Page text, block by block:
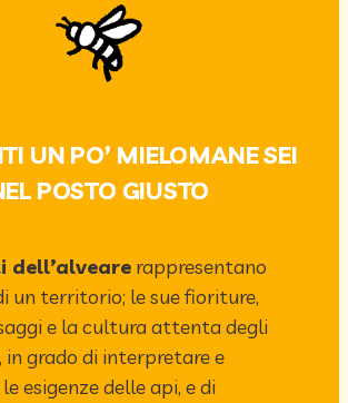
UN PO’ MIELOMANE SEI
POSTO GIUSTO
dell’alveare rappresentano
un territorio; le sue fioriture,
e la cultura attenta degli
grado di interpretare e
esigenze delle api, e di